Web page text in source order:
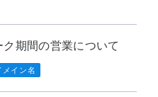
期間の営業について
メイン名